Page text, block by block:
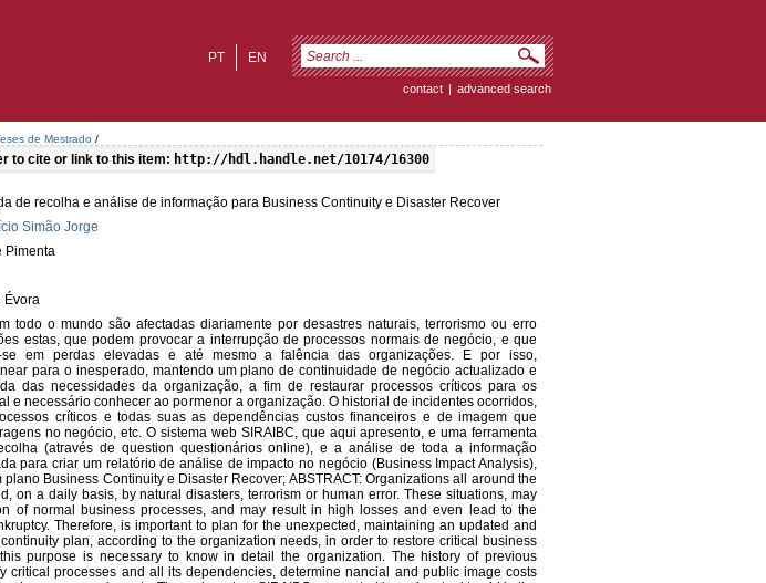
EN
PT
contact | advanced search
de Mestrado /
to cite or link to this item: http://hdl.handle.net/10174/16300
de recolha e análise de informação para Business Continuity e Disaster Recover
Simão Jorge
Pimenta
Évora
todo o mundo são afectadas diariamente por desastres naturais, terrorismo ou erro
estas, que podem provocar a interrupção de processos normais de negócio, e que
se em perdas elevadas e até mesmo a falência das organizações. E por isso,
para o inesperado, mantendo um plano de continuidade de negócio actualizado e
das necessidades da organização, a fim de restaurar processos críticos para os
e necessário conhecer ao pormenor a organização. O historial de incidentes ocorridos,
críticos e todas suas as dependências custos financeiros e de imagem que
no negócio, etc. O sistema web SIRAIBC, que aqui apresento, e uma ferramenta
(através de question questionários online), e a análise de toda a informação
para criar um relatório de análise de impacto no negócio (Business Impact Analysis),
Business Continuity e Disaster Recover; ABSTRACT: Organizations all around the
on a daily basis, by natural disasters, terrorism or human error. These situations, may
of normal business processes, and may result in high losses and even lead to the
Therefore, is important to plan for the unexpected, maintaining an updated and
plan, according to the organization needs, in order to restore critical business
purpose is necessary to know in detail the organization. The history of previous
critical processes and all its dependencies, determine nancial and public image costs